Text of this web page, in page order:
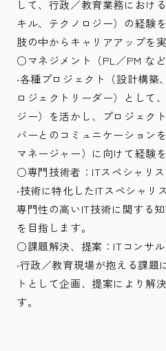
して、行政／教育業務におけ
キル、テクノロジー）の経験
肢の中からキャリアアップを
○マネジメント（PL／PM など
‧各種プロジェクト（設計構
ロジェクトリーダー）として
ジー）を活かし、プロジェク
バーとのコミュニケーション
マネージャー）に向けて経験
○専門技術者：ITスペシャリス
‧技術に特化したITスペシャリ
専門性の高いIT技術に関する
を目指します。
○課題解決、提案：ITコンサル
‧行政／教育現場が抱える課題
トとして企画、提案により解
す。